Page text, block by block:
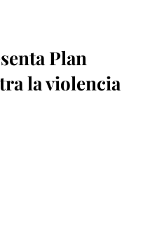
Plan
la violencia